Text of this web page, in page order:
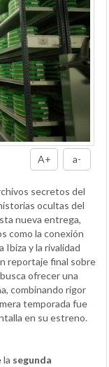
A+ a-
secretos del
ocultas del
nueva entrega,
como la conexión
Ibiza y la rivalidad
reportaje final sobre
ofrecer una
combinando rigor
temporada fue
en su estreno.
la segunda